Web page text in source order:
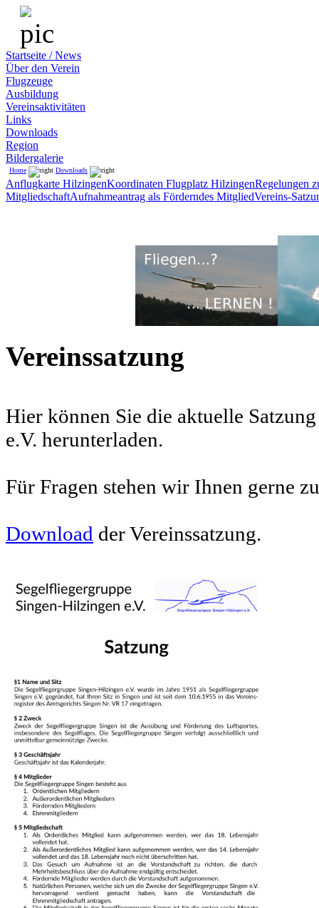
Startseite / News
Über den Verein
Flugzeuge
Ausbildung
Vereinsaktivitäten
Links
Downloads
Region
Bildergalerie
Home Downloads
Anflugkarte HilzingenKoordinaten Flugplatz HilzingenRegelungen
MitgliedschaftAufnahmeantrag als Förderndes MitgliedVereins-
Vereinssatzung
Hier können Sie die aktuelle
e.V. herunterladen.
Für Fragen stehen wir Ihnen gerne
Download der Vereinssatzung.